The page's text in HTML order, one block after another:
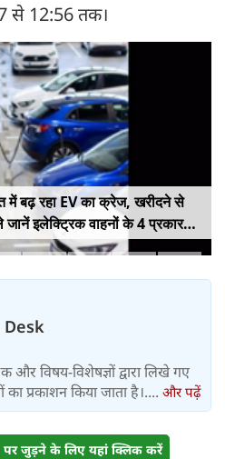
से 12:56 तक।
हथकरघा दिवस पर मुख्यमंत्री योगी
ने बुनकरों को किया सम्मानित
Desk
विषय-विशेषज्ञों द्वारा लिखे गए
प्रकाशन किया जाता है।.... और पढ़ें
पर जुड़ने के लिए यहां क्लिक करें